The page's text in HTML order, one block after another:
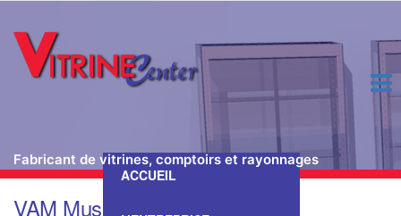
Fabricant de vitrines, comptoirs et rayonnages
ACCUEIL
VAM Musée 74